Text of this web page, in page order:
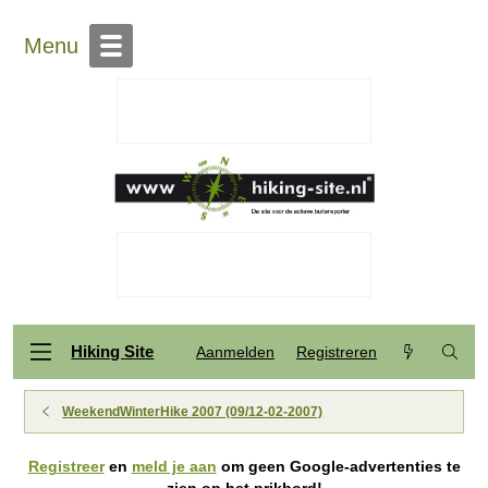
Menu
Hiking Site Aanmelden Registreren
WeekendWinterHike 2007 (09/12-02-2007)
Registreeren meld je aan om geen Google-advertenties te